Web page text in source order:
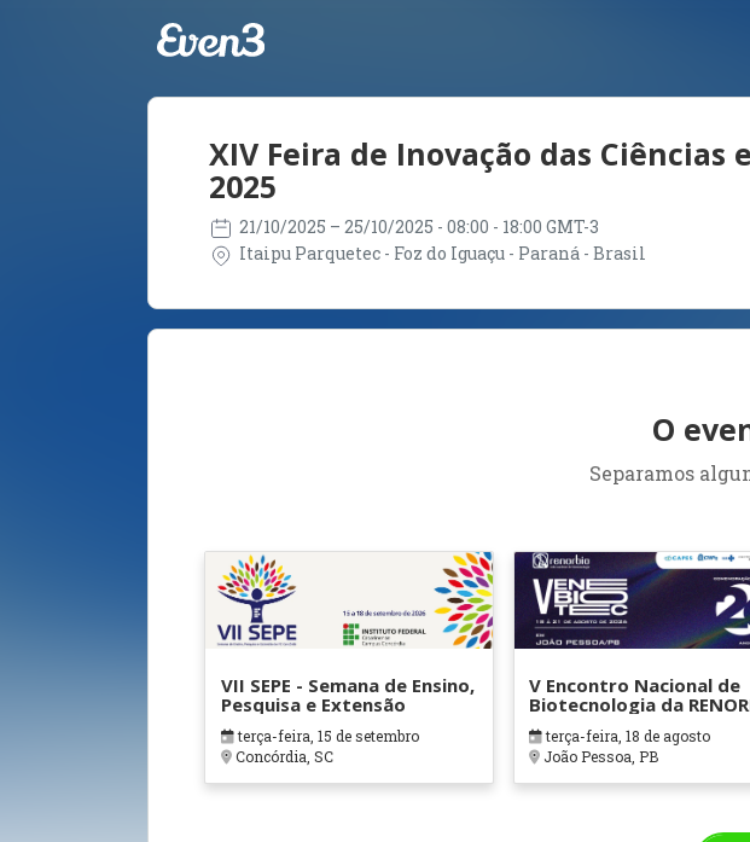
XIV Feira de Inovação das Ciências
2025
21/10/2025 – 25/10/2025 - 08:00 - 18:00 GMT-3
Itaipu Parquetec - Foz do Iguaçu - Paraná - Brasil
O
Separamos
VII SEPE - Semana de Ensino,
Pesquisa e Extensão
terça-feira, 15 de setembro
Concórdia, SC
V Encontro Nacional de
Biotecnologia da
terça-feira, 18 de agosto
João Pessoa, PB